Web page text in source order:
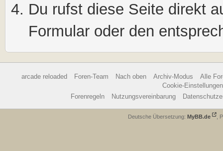
Du rufst diese Seite direkt
Formular oder den
arcade reloaded Foren-Team Nach oben Archiv-Modus
Alle
Cookie-Einstellungen
Forenregeln
Nutzungsvereinbarung
Deutsche Übersetzung: MyBB.de ,